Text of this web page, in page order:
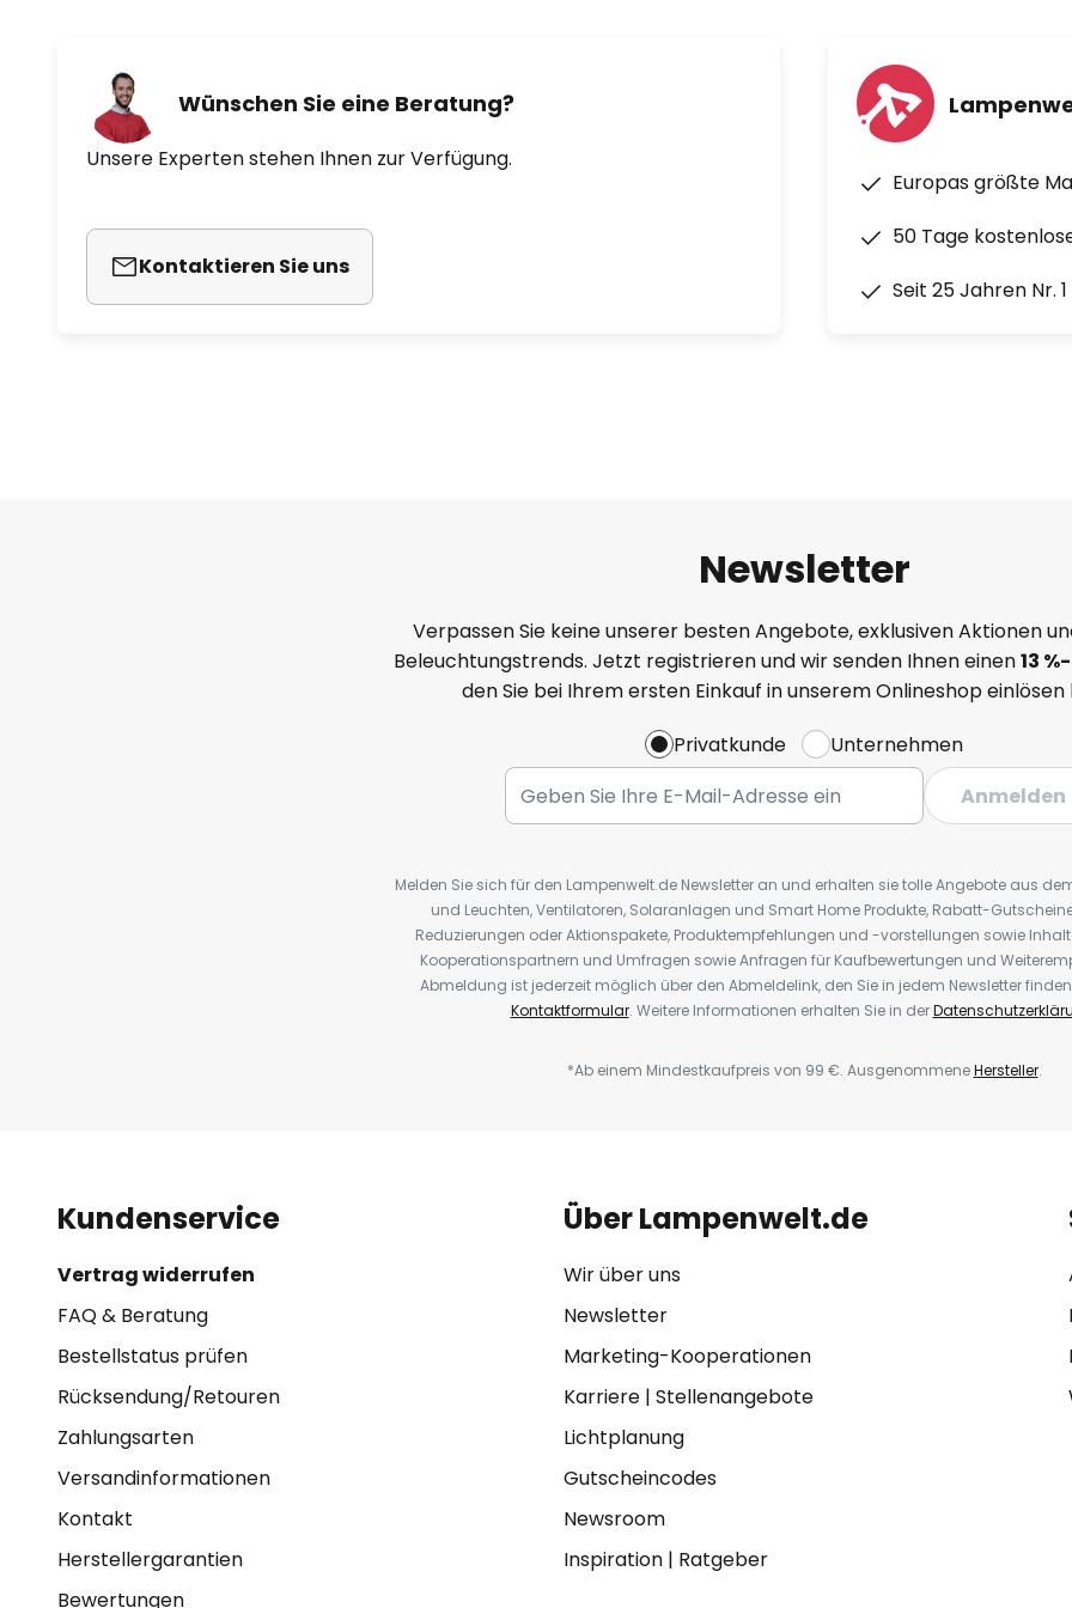
Wünschen Sie eine Beratung?
Unsere Experten stehen Ihnen zur Verfügung.
Kontaktieren Sie uns
Europas größte
50 Tage
Seit 25 Jahren Nr.
Newsletter
Verpassen Sie keine unserer besten Angebote, exklusiven Aktionen
Beleuchtungstrends. Jetzt registrieren und wir senden Ihnen einen13 %
den Sie bei Ihrem ersten Einkauf in unserem Onlineshop
Privatkunde
Unternehmen
Anmelden
Melden Sie sich für den Lampenwelt.de Newsletter an und erhalten sie tolle Angebote aus
und Leuchten, Ventilatoren, Solaranlagen und Smart Home Produkte, Rabatt-
Reduzierungen oder Aktionspakete, Produktempfehlungen und -vorstellungen sowie
Kooperationspartnern und Umfragen sowie Anfragen für Kaufbewertungen und
Abmeldung ist jederzeit möglich über den Abmeldelink, den Sie in jedem Newsletter
Kontaktformular. Weitere Informationen erhalten Sie in der
*Ab einem Mindestkaufpreis von 99 €. AusgenommeneHersteller.
Kundenservice
Vertrag widerrufen
FAQ & Beratung
Bestellstatus prüfen
Rücksendung/Retouren
Zahlungsarten
Versandinformationen
Kontakt
Herstellergarantien
Bewertungen
Über Lampenwelt.de
Wir über uns
Newsletter
Marketing-Kooperationen
Karriere| Stellenangebote
Lichtplanung
Gutscheincodes
Newsroom
Inspiration| Ratgeber